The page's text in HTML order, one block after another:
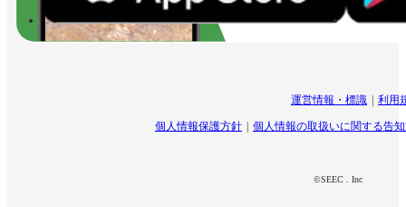
運営情報・標識 利用
個人情報保護方針 個人情報の取扱いに関する告
©SEEC . Inc